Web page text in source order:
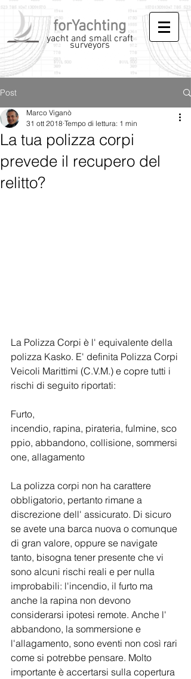
forYachting
yacht and small craft
surveyors
Post
La tua polizza corpi
prevede il recupero del
relitto?
Marco Viganò
31 ott 2018 Tempo di lettura: 1 min
La Polizza Corpi è l' equivalente della
polizza Kasko. E' definita Polizza Corpi
Veicoli Marittimi (C.V.M.) e copre tutti i
rischi di seguito riportati:
Furto,
incendio, rapina, pirateria, fulmine, sco
ppio, abbandono, collisione, sommersi
one, allagamento
La polizza corpi non ha carattere
obbligatorio, pertanto rimane a
discrezione dell' assicurato. Di sicuro
se avete una barca nuova o comunque
di gran valore, oppure se navigate
tanto, bisogna tener presente che vi
sono alcuni rischi reali e per nulla
improbabili: l'incendio, il furto ma
anche la rapina non devono
considerarsi ipotesi remote. Anche l'
abbandono, la sommersione e
l'allagamento, sono eventi non così rari
come si potrebbe pensare. Molto
importante è accertarsi sulla copertura